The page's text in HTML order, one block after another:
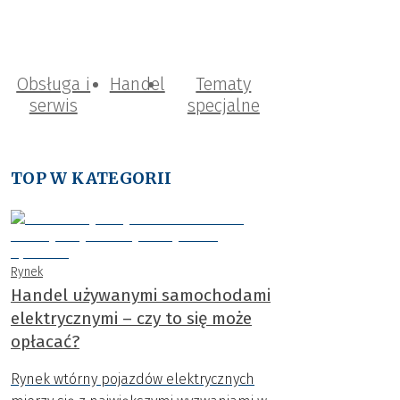
Obsługa i
serwis
Handel
Tematy
specjalne
TOP W KATEGORII
Rynek
Handel używanymi samochodami
elektrycznymi – czy to się może
opłacać?
Rynek wtórny pojazdów elektrycznych